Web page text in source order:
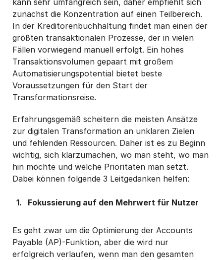
zunächst die Konzentration auf einen Teilbereich.
In der Kreditorenbuchhaltung findet man einen der
größten transaktionalen Prozesse, der in vielen
Fällen vorwiegend manuell erfolgt. Ein hohes
Transaktionsvolumen gepaart mit großem
Automatisierungspotential bietet beste
Voraussetzungen für den Start der
Transformationsreise.
Erfahrungsgemäß scheitern die meisten Ansätze
zur digitalen Transformation an unklaren Zielen
und fehlenden Ressourcen. Daher ist es zu Beginn
wichtig, sich klarzumachen, wo man steht, wo man
hin möchte und welche Prioritäten man setzt.
Dabei können folgende 3 Leitgedanken helfen:
Fokussierung auf den Mehrwert für Nutzer
Es geht zwar um die Optimierung der Accounts
Payable (AP)-Funktion, aber die wird nur
erfolgreich verlaufen, wenn man den gesamten